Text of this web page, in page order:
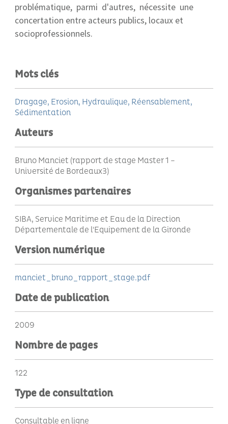
problématique, parmi d'autres, nécessite une
concertation entre acteurs publics, locaux et
socioprofessionnels.
Mots clés
Dragage Erosion Hydraulique Réensablement
Sédimentation
Auteurs
Bruno Manciet (rapport de stage Master 1 –
Université de Bordeaux3)
Organismes partenaires
SIBA, Service Maritime et Eau de la Direction
Départementale de l'Equipement de la Gironde
Version numérique
manciet_bruno_rapport_stage.pdf
Date de publication
2009
Nombre de pages
122
Type de consultation
Consultable en ligne